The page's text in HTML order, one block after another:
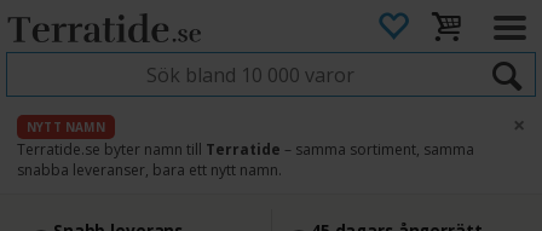
NYTT NAMN
Terratide.se byter namn till Terratide – samma sortiment, samma
snabba leveranser, bara ett nytt namn.
×
4.8 Säker betalning